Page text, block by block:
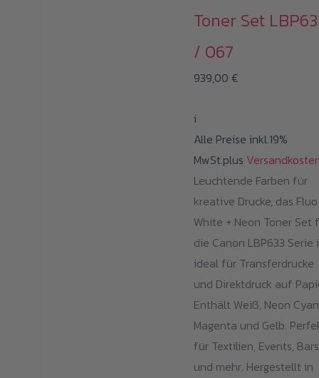
Toner Set
/ 067
939,00 €
i
Alle Preise inkl.19%
MwSt.plus
Leuchtende Farben für
kreative Drucke, das Fluo
White + Neon Toner Set
die Canon LBP633 Serie
ideal für Transferdrucke
und Direktdruck auf
Enthält Weiß, Neon
Magenta und Gelb.
für Textilien, Events, Bars
und mehr. Hergestellt in